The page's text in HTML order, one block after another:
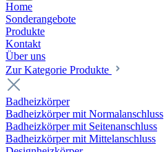
Home
Sonderangebote
Produkte
Kontakt
Über uns
Zur Kategorie Produkte
Badheizkörper
Badheizkörper mit Normalanschluss
Badheizkörper mit Seitenanschluss
Badheizkörper mit Mittelanschluss